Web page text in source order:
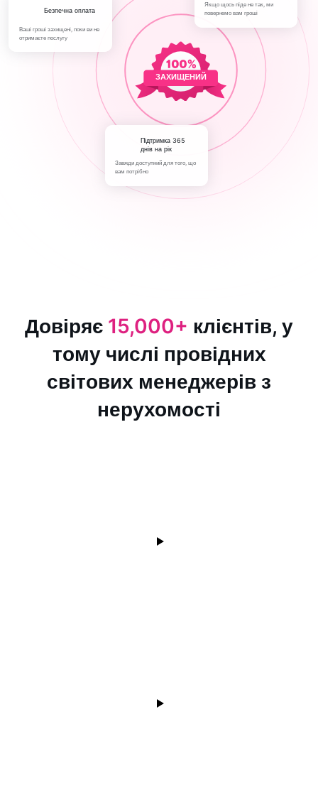
ЗАХИЩЕНИЙ
Безпечна оплата
Ваші гроші захищені, поки ви не
отримаєте послугу
Якщо щось піде не так, ми
повернемо вам гроші
Підтримка 365
днів на рік
Завжди доступний для того, що
вам потрібно
Довіряє 15,000+ клієнтів, у
тому числі провідних
світових менеджерів з
нерухомості